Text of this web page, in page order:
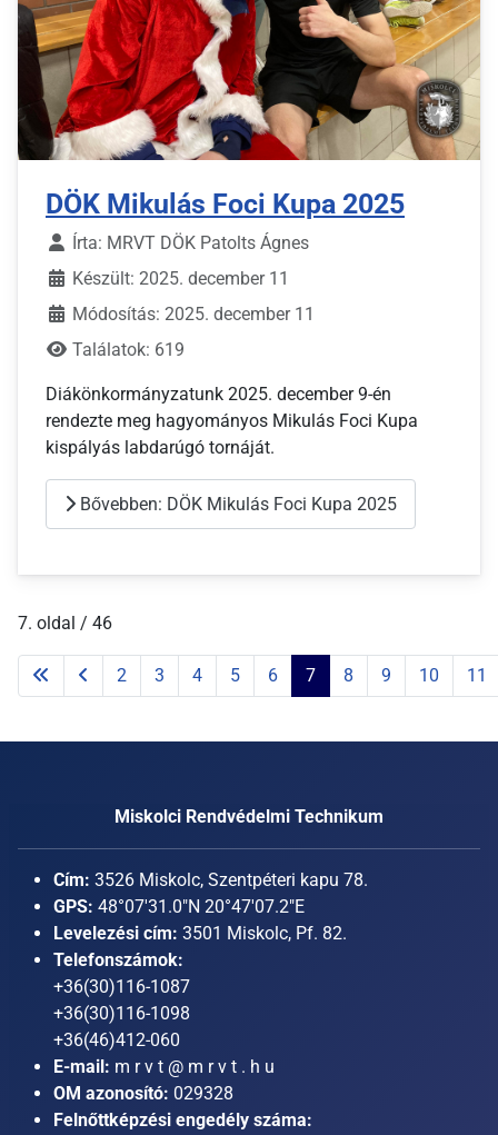
DÖK Mikulás Foci Kupa 2025
Írta: MRVT DÖK Patolts Ágnes
Készült: 2025. december 11
Módosítás: 2025. december 11
Találatok: 619
Diákönkormányzatunk 2025. december 9-én
rendezte meg hagyományos Mikulás Foci Kupa
kispályás labdarúgó tornáját.
Bővebben: DÖK Mikulás Foci Kupa 2025
7. oldal / 46
2 3 4 5 6 7 8 9 10 11
Miskolci Rendvédelmi Technikum
Cím: 3526 Miskolc, Szentpéteri kapu 78.
GPS: 48°07'31.0"N 20°47'07.2"E
Levelezési cím: 3501 Miskolc, Pf. 82.
Telefonszámok:
+36(30)116-1087
+36(30)116-1098
+36(46)412-060
E-mail: m r v t @ m r v t . h u
OM azonosító: 029328
Felnőttképzési engedély száma: